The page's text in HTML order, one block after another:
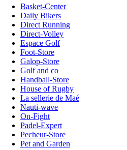
Basket-Center
Daily Bikers
Direct Running
Direct-Volley
Espace Golf
Foot-Store
Galop-Store
Golf and co
Handball-Store
House of Rugby
La sellerie de Maé
Nauti-wave
On-Fight
Padel-Expert
Pecheur-Store
Pet and Garden